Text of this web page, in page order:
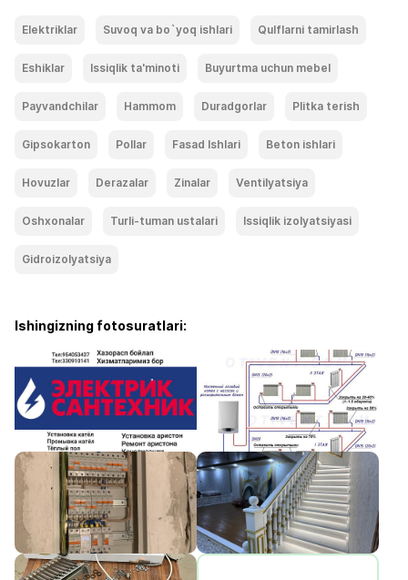
Elektriklar Suvoq va bo`yoq ishlari Qulflarni tamirlash
Eshiklar Issiqlik ta'minoti Buyurtma uchun mebel
Payvandchilar Hammom Duradgorlar Plitka terish
Gipsokarton Pollar Fasad Ishlari Beton ishlari
Hovuzlar Derazalar Zinalar Ventilyatsiya
Oshxonalar Turli-tuman ustalari Issiqlik izolyatsiyasi
Gidroizolyatsiya
Ishingizning fotosuratlari: